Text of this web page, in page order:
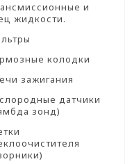
и
жидкости.
колодки
зажигания
датчики
зонд)